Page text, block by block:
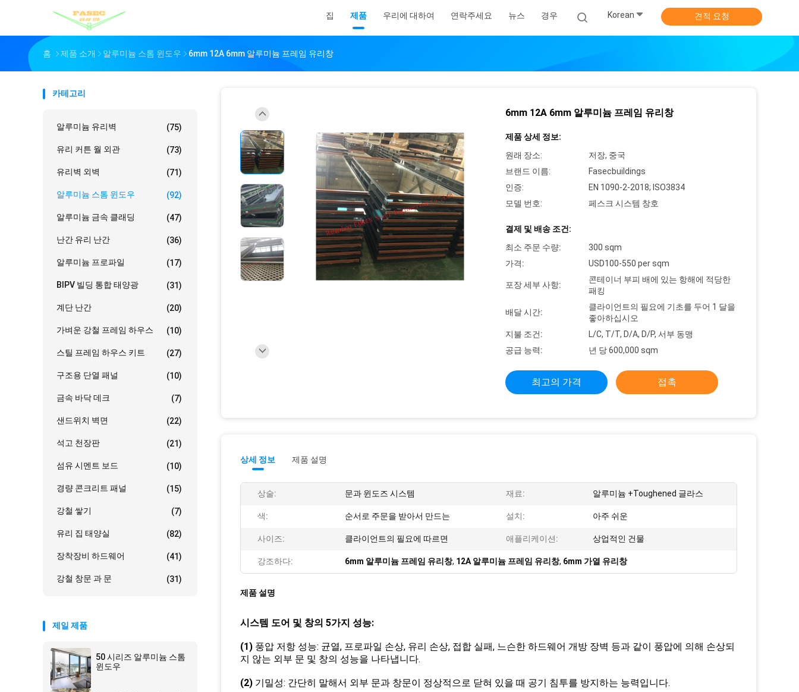
집 제품 우리에 대하여 연락주세요 뉴스 경우 Korean 견적 요청
홈 제품 소개 알루미늄 스톰 윈도우 6mm 12A 6mm 알루미늄 프레임 유리창
카테고리
알루미늄 유리벽 (75)
유리 커튼 월 외관 (73)
유리벽 외벽 (71)
알루미늄 스톰 윈도우 (92)
알루미늄 금속 클래딩 (47)
난간 유리 난간 (36)
알루미늄 프로파일 (17)
BIPV 빌딩 통합 태양광 (31)
계단 난간 (20)
가벼운 강철 프레임 하우스 (10)
스틸 프레임 하우스 키트 (27)
구조용 단열 패널 (10)
금속 바닥 데크 (7)
샌드위치 벽면 (22)
석고 천장판 (21)
섬유 시멘트 보드 (10)
경량 콘크리트 패널 (15)
강철 쌓기 (7)
유리 집 태양실 (82)
장착장비 하드웨어 (41)
강철 창문 과 문 (31)
제일 제품
50 시리즈 알루미늄 스톰
윈도우
6mm 12A 6mm 알루미늄 프레임 유리창
제품 상세 정보:
원래 장소:
저장, 중국
브랜드 이름:
Fasecbuildings
인증:
EN 1090-2-2018; ISO3834
모델 번호:
페스크 시스템 창호
결제 및 배송 조건:
최소 주문 수량:
300 sqm
가격:
USD100-550 per sqm
포장 세부 사항:
콘테이너 부피 배에 있는 항해에 적당한
패킹
배달 시간:
클라이언트의 필요에 기초를 두어 1 달을
좋아하십시오
지불 조건:
L/C, T/T, D/A, D/P, 서부 동맹
공급 능력:
년 당 600,000 sqm
최고의 가격 접촉
상세 정보 제품 설명
상술: 문과 윈도즈 시스템 재료: 알루미늄 +Toughened 글라스
색: 순서로 주문을 받아서 만드는 설치: 아주 쉬운
사이즈: 클라이언트의 필요에 따르면 애플리케이션: 상업적인 건물
강조하다: 6mm 알루미늄 프레임 유리창, 12A 알루미늄 프레임 유리창, 6mm 가열 유리창
제품 설명
시스템 도어 및 창의 5가지 성능:
(1) 풍압 저항 성능: 균열, 프로파일 손상, 유리 손상, 접합 실패, 느슨한 하드웨어 개방 장벽 등과 같이 풍압에 의해 손상되
지 않는 외부 문 및 창의 성능을 나타냅니다.
(2) 기밀성: 간단히 말해서 외부 문과 창문이 정상적으로 닫혀 있을 때 공기 침투를 방지하는 능력입니다.